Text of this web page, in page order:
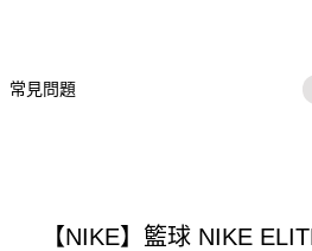
常見問題
【NIKE】籃球 NIKE